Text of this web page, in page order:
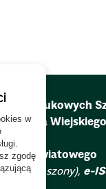
Naukowych
Światowego
(zawieszony), e-
w
zgodę